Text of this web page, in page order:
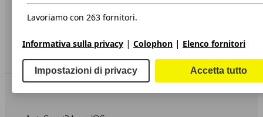
Dichiarazione di Accessibilità
Servizi
Lavoriamo con 263 fornitori.
Informativa sulla privacy | Colophon | Elenco fornitori
Impostazioni di privacy Accetta tutto